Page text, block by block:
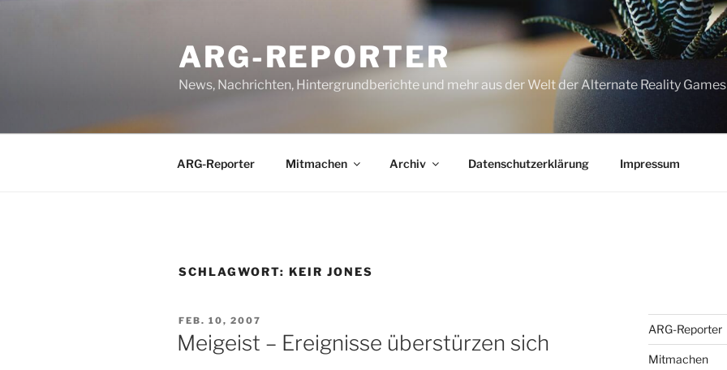
ARG-REPORTER
News, Nachrichten, Hintergrundberichte und mehr aus der Welt der Alternate Reality Games
ARG-Reporter Mitmachen Archiv Datenschutzerklärung Impressum
SCHLAGWORT: KEIR JONES
VERÖFFENTLICHT
AM
FEB. 10, 2007
Meigeist – Ereignisse überstürzen sich
ARG-Reporter
Mitmachen